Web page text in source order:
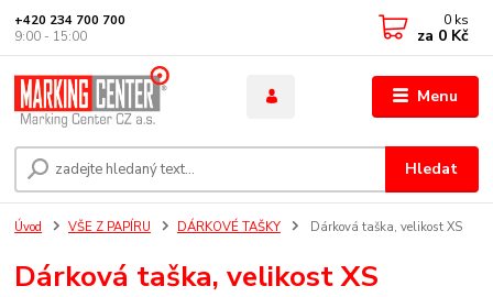
Menu
Hledat
+420 234 700 700
9:00 - 15:00
0 ks
za 0 Kč
Úvod VŠE Z PAPÍRU DÁRKOVÉ TAŠKY Dárková taška, velikost XS
Dárková taška, velikost XS